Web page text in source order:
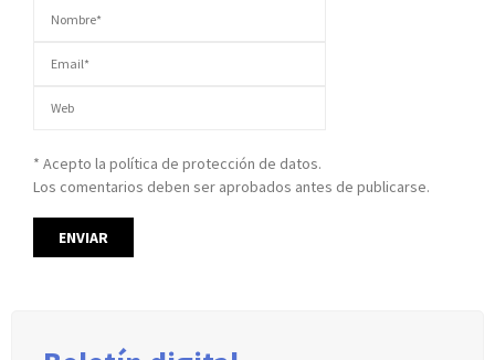
* Acepto la política de protección de datos.
Los comentarios deben ser aprobados antes de publicarse.